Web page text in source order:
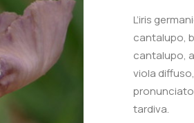
L’iris
cantalupo,
cantalupo,
viola
tardiva.